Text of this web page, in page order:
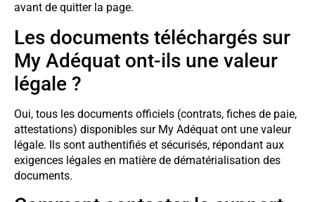
avant de quitter la page.
Les documents téléchargés sur
My Adéquat ont-ils une valeur
légale ?
Oui, tous les documents officiels (contrats, fiches de paie,
attestations) disponibles sur My Adéquat ont une valeur
légale. Ils sont authentifiés et sécurisés, répondant aux
exigences légales en matière de dématérialisation des
documents.